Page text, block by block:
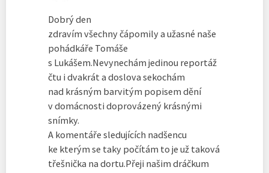
Dobrý den
zdravím všechny čápomily a užasné naše
pohádkáře Tomáše
s Lukášem.Nevynechám jedinou reportáž
čtu i dvakrát a doslova sekochám
nad krásným barvitým popisem dění
v domácnosti doprovázený krásnými
snímky.
A komentáře sledujících nadšencu
ke kterým se taky počítám to je už taková
třešnička na dortu.Přeji našim dráčkum